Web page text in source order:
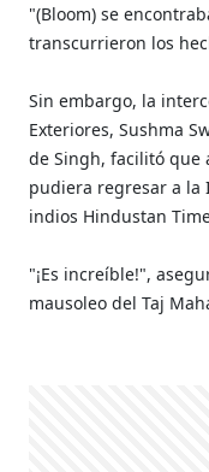
"(Bloom) se
transcurrieron los
Sin embargo, la
Exteriores, Sushma
de Singh, facilitó que
pudiera regresar a la
indios Hindustan
"¡Es increíble!",
mausoleo del Taj